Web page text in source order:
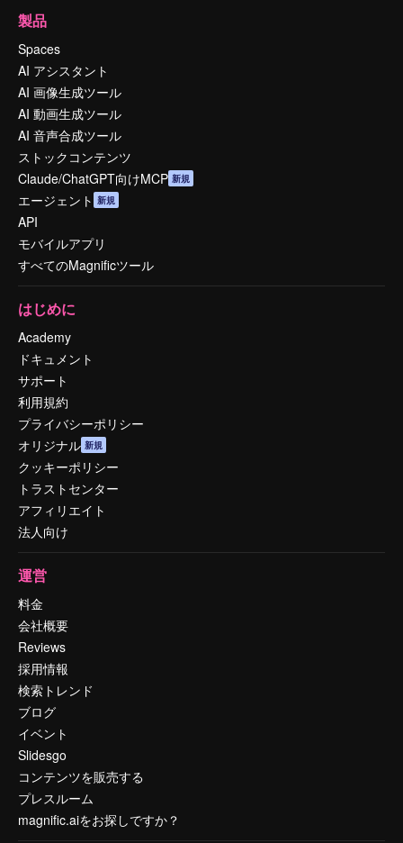
製品
Spaces
AI アシスタント
AI 画像生成ツール
AI 動画生成ツール
AI 音声合成ツール
ストックコンテンツ
Claude/ChatGPT向けMCP 新規
エージェント 新規
API
モバイルアプリ
すべてのMagnificツール
はじめに
Academy
ドキュメント
サポート
利用規約
プライバシーポリシー
オリジナル 新規
クッキーポリシー
トラストセンター
アフィリエイト
法人向け
運営
料金
会社概要
Reviews
採用情報
検索トレンド
ブログ
イベント
Slidesgo
コンテンツを販売する
プレスルーム
magnific.aiをお探しですか？